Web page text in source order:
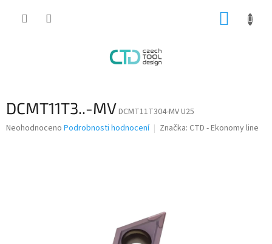
DCMT11T3..-MVDCMT11T304-MV U25
Průměrné
Neohodnoceno Podrobnosti hodnocení Značka: CTD - Ekonomy line